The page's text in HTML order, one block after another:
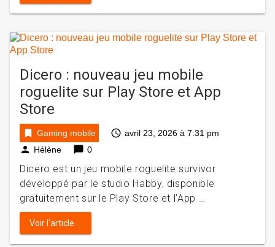
Dicero : nouveau jeu mobile
roguelite sur Play Store et App
Store
bookmark Gaming mobile access_time avril 23, 2026 à 7:31 pm
person Hélène chat_bubble 0
Dicero est un jeu mobile roguelite survivor
développé par le studio Habby, disponible
gratuitement sur le Play Store et l’App …
Voir l'article ...